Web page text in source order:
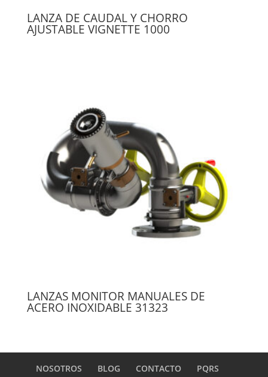
LANZA DE CAUDAL Y CHORRO
AJUSTABLE VIGNETTE 1000
LANZAS MONITOR MANUALES DE
ACERO INOXIDABLE 31323
NOSOTROS BLOG CONTACTO
PQRS